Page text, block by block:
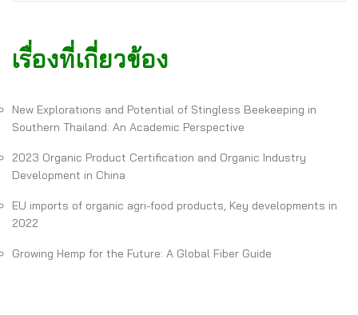
เรื่องที่เกี่ยวข้อง
New Explorations and Potential of Stingless Beekeeping in
Southern Thailand: An Academic Perspective
2023 Organic Product Certification and Organic Industry
Development in China
EU imports of organic agri-food products, Key developments in
2022
Growing Hemp for the Future: A Global Fiber Guide